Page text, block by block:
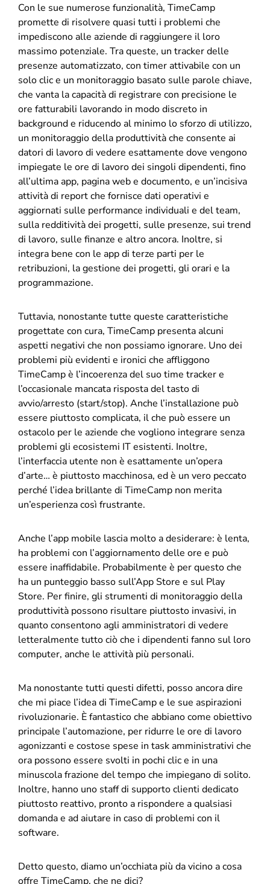
Con le sue numerose funzionalità, TimeCamp
promette di risolvere quasi tutti i problemi che
impediscono alle aziende di raggiungere il loro
massimo potenziale. Tra queste, un tracker delle
presenze automatizzato, con timer attivabile con un
solo clic e un monitoraggio basato sulle parole chiave,
che vanta la capacità di registrare con precisione le
ore fatturabili lavorando in modo discreto in
background e riducendo al minimo lo sforzo di utilizzo,
un monitoraggio della produttività che consente ai
datori di lavoro di vedere esattamente dove vengono
impiegate le ore di lavoro dei singoli dipendenti, fino
all’ultima app, pagina web e documento, e un’incisiva
attività di report che fornisce dati operativi e
aggiornati sulle performance individuali e del team,
sulla redditività dei progetti, sulle presenze, sui trend
di lavoro, sulle finanze e altro ancora. Inoltre, si
integra bene con le app di terze parti per le
retribuzioni, la gestione dei progetti, gli orari e la
programmazione.
Tuttavia, nonostante tutte queste caratteristiche
progettate con cura, TimeCamp presenta alcuni
aspetti negativi che non possiamo ignorare. Uno dei
problemi più evidenti e ironici che affliggono
TimeCamp è l’incoerenza del suo time tracker e
l’occasionale mancata risposta del tasto di
avvio/arresto (start/stop). Anche l’installazione può
essere piuttosto complicata, il che può essere un
ostacolo per le aziende che vogliono integrare senza
problemi gli ecosistemi IT esistenti. Inoltre,
l’interfaccia utente non è esattamente un’opera
d’arte… è piuttosto macchinosa, ed è un vero peccato
perché l’idea brillante di TimeCamp non merita
un’esperienza così frustrante.
Anche l’app mobile lascia molto a desiderare: è lenta,
ha problemi con l’aggiornamento delle ore e può
essere inaffidabile. Probabilmente è per questo che
ha un punteggio basso sull’App Store e sul Play
Store. Per finire, gli strumenti di monitoraggio della
produttività possono risultare piuttosto invasivi, in
quanto consentono agli amministratori di vedere
letteralmente tutto ciò che i dipendenti fanno sul loro
computer, anche le attività più personali.
Ma nonostante tutti questi difetti, posso ancora dire
che mi piace l’idea di TimeCamp e le sue aspirazioni
rivoluzionarie. È fantastico che abbiano come obiettivo
principale l’automazione, per ridurre le ore di lavoro
agonizzanti e costose spese in task amministrativi che
ora possono essere svolti in pochi clic e in una
minuscola frazione del tempo che impiegano di solito.
Inoltre, hanno uno staff di supporto clienti dedicato
piuttosto reattivo, pronto a rispondere a qualsiasi
domanda e ad aiutare in caso di problemi con il
software.
Detto questo, diamo un’occhiata più da vicino a cosa
offre TimeCamp, che ne dici?